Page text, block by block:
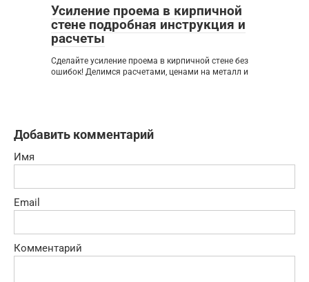
Усиление проема в кирпичной
стене подробная инструкция и
расчеты
Сделайте усиление проема в кирпичной стене без
ошибок! Делимся расчетами, ценами на металл и
Добавить комментарий
Имя
Email
Комментарий